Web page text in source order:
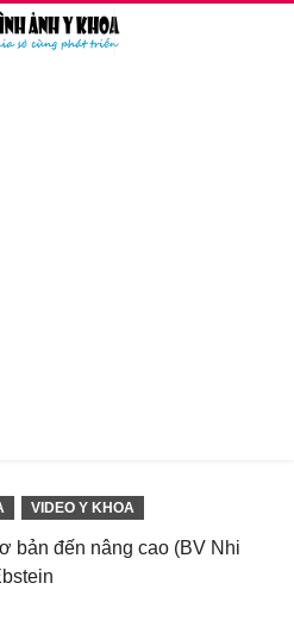
VIDEO Y KHOA
bản đến nâng cao (BV Nhi